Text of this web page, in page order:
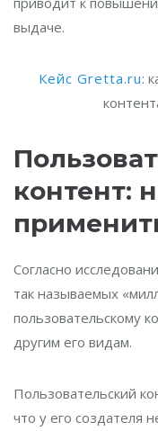
выдаче.
Кейс Gretta.ru:
контент:
Согласно
так называемых
пользовательскому
другим его видам.
Пользовательский
что у его создателя